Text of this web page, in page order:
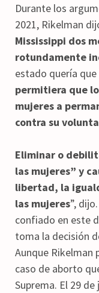
Durante los
2021, Rikelman
Mississippi dos
rotundamente
estado quería
permitiera que
mujeres a
contra su
Eliminar o
las mujeres” y
libertad, la
las mujeres”,
confiado en este
toma la decisión
Aunque Rikelman
caso de aborto
Suprema. El 29